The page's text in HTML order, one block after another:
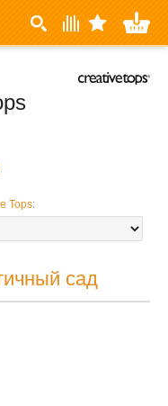
Tops:
сад